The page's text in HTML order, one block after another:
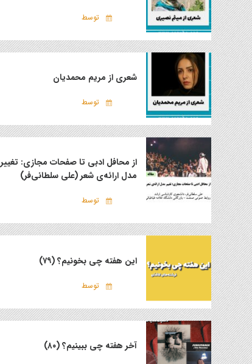
توسط
شعری از مریم محمدیان
توسط
از محافل ادبی تا صفحات مجازی: تغییر
مدل ارائه‌ی شعر (علی سلطانی‌فر)
توسط
این هفته چی بخونیم؟ (۷۹)
توسط
آخر هفته چی ببینیم؟ (۸۰)